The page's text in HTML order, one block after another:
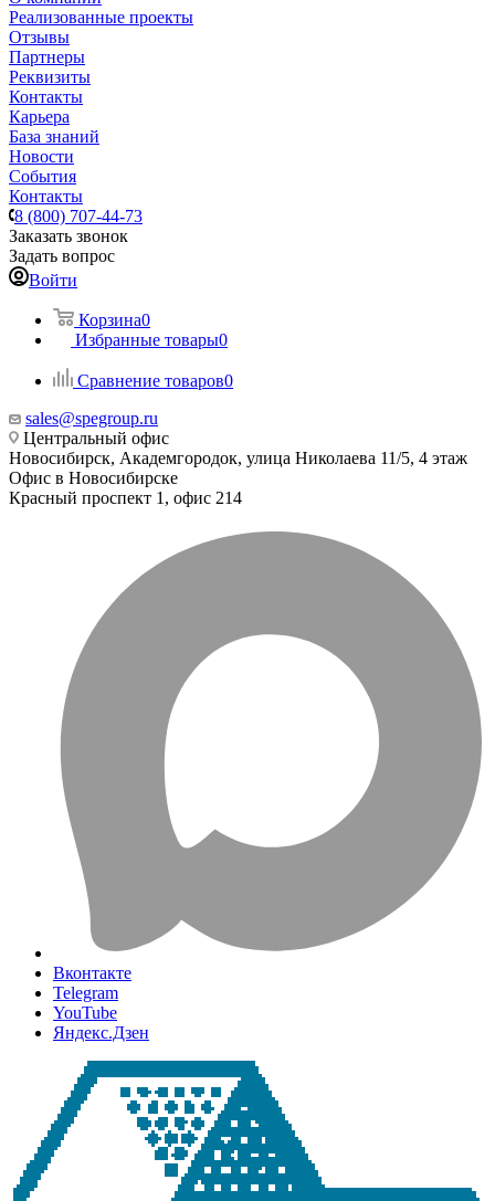
Реализованные проекты
Отзывы
Партнеры
Реквизиты
Контакты
Карьера
База знаний
Новости
События
Контакты
8 (800) 707-44-73
Заказать звонок
Задать вопрос
Войти
Корзина0
Избранные товары0
Сравнение товаров0
sales@spegroup.ru
Центральный офис
Новосибирск, Академгородок, улица Николаева 11/5, 4 этаж
Офис в Новосибирске
Красный проспект 1, офис 214
Вконтакте
Telegram
YouTube
Яндекс.Дзен